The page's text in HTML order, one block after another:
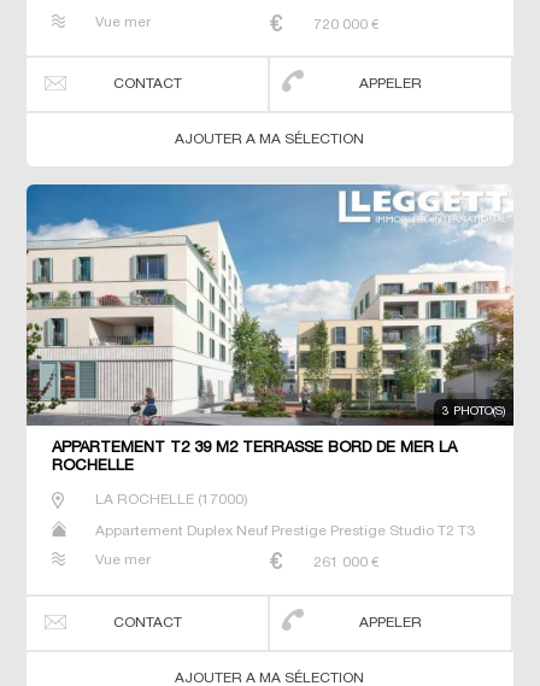
Vue mer
720 000 €
CONTACT APPELER
AJOUTER A MA SÉLECTION
3 PHOTO(S)
APPARTEMENT T2 39 M2 TERRASSE BORD DE MER LA
ROCHELLE
LA ROCHELLE(17000)
Appartement Duplex Neuf Prestige Prestige Studio T2 T3
Vue mer
261 000 €
CONTACT APPELER
AJOUTER A MA SÉLECTION